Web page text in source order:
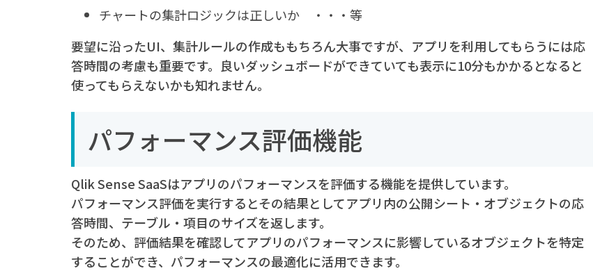
チャートの集計ロジックは正しいか ・・・等
要望に沿ったUI、集計ルールの作成ももちろん大事ですが、アプリを利用してもらうには応
答時間の考慮も重要です。良いダッシュボードができていても表示に10分もかかるとなると
使ってもらえないかも知れません。
パフォーマンス評価機能
Qlik Sense SaaSはアプリのパフォーマンスを評価する機能を提供しています。
パフォーマンス評価を実行するとその結果としてアプリ内の公開シート・オブジェクトの応
答時間、テーブル・項目のサイズを返します。
そのため、評価結果を確認してアプリのパフォーマンスに影響しているオブジェクトを特定
することができ、パフォーマンスの最適化に活用できます。